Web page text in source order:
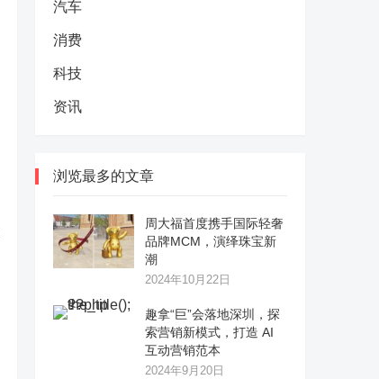
汽车
消费
科技
资讯
浏览最多的文章
周大福首度携手国际轻奢
品牌MCM，演绎珠宝新
潮
2024年10月22日
趣拿“巨”会落地深圳，探
索营销新模式，打造 AI
互动营销范本
2024年9月20日